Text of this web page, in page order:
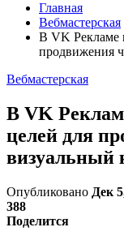
Главная
Вебмастерская
В VK Рекламе
продвижения
Вебмастерская
В VK
целей для
визуальный
Опубликовано Дек
388
Поделится